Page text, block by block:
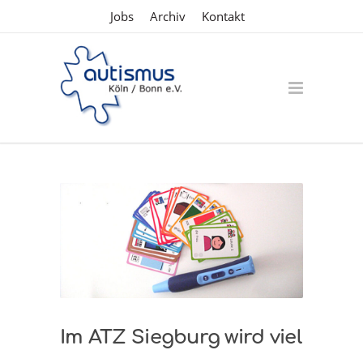
Jobs Archiv Kontakt
Im ATZ Siegburg wird viel